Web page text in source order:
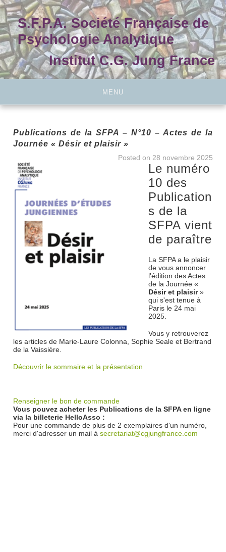
Skip
to
contentS.F.P.A. Société Française de
Psychologie Analytique
Institut C.G. Jung France
MENU
Publications de la SFPA – N°10 – Actes de la
Journée « Désir et plaisir »
Posted on 28 novembre 2025
Le numéro
10 des
Publication
s de la
SFPA vient
de paraître
La SFPA a le plaisir
de vous annoncer
l'édition des Actes
de la Journée «
Désir et plaisir»
qui s'est tenue à
Paris le 24 mai
2025.
Vous y retrouverez
les articles de Marie-Laure Colonna, Sophie Seale et Bertrand
de la Vaissière.
Découvrir le sommaire et la présentation
Renseigner le bon de commande
Vous pouvez acheter les Publications de la SFPAen ligne
via la billeterie HelloAsso :
Pour une commande de plus de 2 exemplaires d'un numéro,
merci d'adresser un mail àsecretariat@cgjungfrance.com